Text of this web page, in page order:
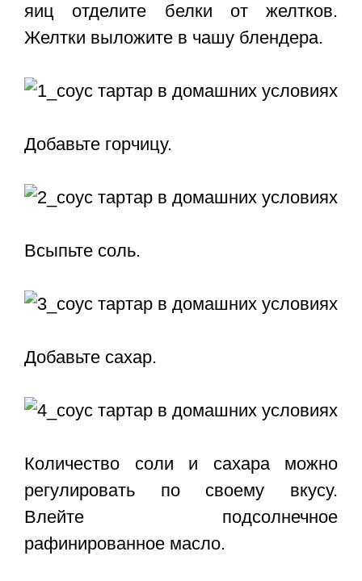
яиц отделите белки от желтков.
Желтки выложите в чашу блендера.
Добавьте горчицу.
Всыпьте соль.
Добавьте сахар.
Количество соли и сахара можно
регулировать по своему вкусу.
Влейте подсолнечное
рафинированное масло.